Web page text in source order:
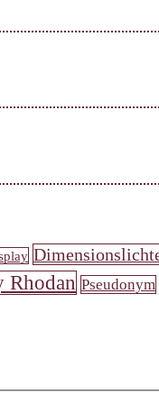
Rhodan Pseudonym